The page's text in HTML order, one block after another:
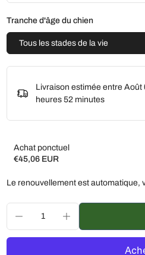
Tranche d'âge du chien
Tous les stades de la vie
Livraison estimée entre
heures 52 minutes
Achat ponctuel
€45,06 EUR
Subscribe and save
Livrez chaque mois, 5 % de
Le renouvellement est automatique,